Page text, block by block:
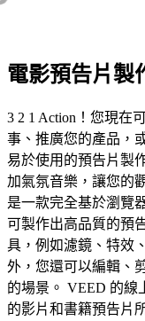
電影預告片製
3 2 1 Action！您現在
事、推廣您的產品，
易於使用的預告片製
加氣氛音樂，讓您的
是一款完全基於瀏覽
可製作出高品質的預
具，例如濾鏡、特效
外，您還可以編輯、
的場景。 VEED 的線
的影片和書籍預告片